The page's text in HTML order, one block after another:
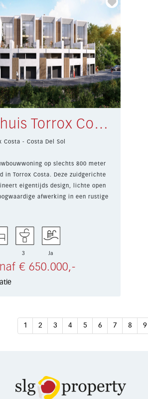
Rijtjeshuis Torrox Costa € 650.000,-
Costa - Costa Del Sol
op slechts 800 meter
in Torrox Costa. Deze zuidgerichte
eigentijds design, lichte open
afwerking in een rustige
3 Ja
€ 650.000,-
1 2 3 4 5 6 7 8 9